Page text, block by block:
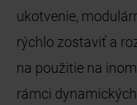
ukotvenie,
rýchlo zostaviť a
na použitie na
rámci